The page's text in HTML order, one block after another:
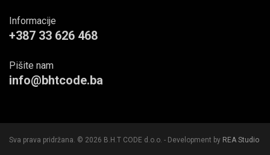
Informacije
+387 33 626 468
Pišite nam
info@bhtcode.ba
Sva prava pridržana. © 2026 B.H.T CODE d.o.o. - Development by REA Studio